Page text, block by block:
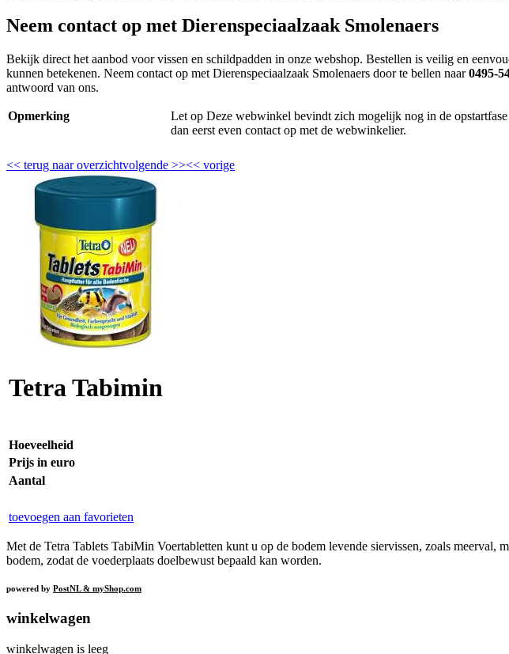
Neem contact op met Dierenspeciaalzaak Smolenaers
Bekijk direct het aanbod voor vissen en schildpadden in onze webshop. Bestellen is veilig en
kunnen betekenen. Neem contact op met Dierenspeciaalzaak Smolenaers door te bellen naar0495-
antwoord van ons.
Opmerking
Let op Deze webwinkel bevindt zich mogelijk nog in de
dan eerst even contact op met de webwinkelier.
<< terug naar overzichtvolgende >><< vorige
Tetra Tabimin
Hoeveelheid
Prijs in euro
Aantal
toevoegen aan favorieten
Met de Tetra Tablets TabiMin Voertabletten kunt u op de bodem levende siervissen, zoals
bodem, zodat de voederplaats doelbewust bepaald kan worden.
powered by PostNL & myShop.com
winkelwagen
winkelwagen is leeg